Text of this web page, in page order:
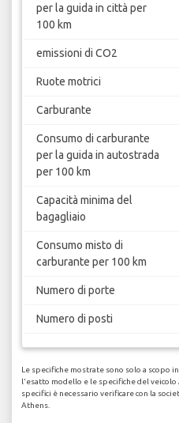
per la guida in città per
100 km
emissioni di CO2
Ruote motrici
Carburante
Consumo di carburante
per la guida in autostrada
per 100 km
Capacità minima del
bagagliaio
Consumo misto di
carburante per 100 km
Numero di porte
Numero di posti
Le specifiche mostrate sono solo a scopo
l'esatto modello e le specifiche del veicolo
specifici è necessario verificare con la
Athens.